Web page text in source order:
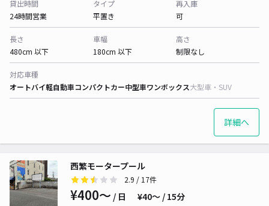
貸出時間
24時間営業
タイプ
平置き
再入庫
可
長さ
480cm 以下
車幅
180cm 以下
高さ
制限なし
対応車種
オートバイ軽自動車コンパクトカー中型車ワンボックス大型車・SUV
詳細へ
西繁モータープール
2.9 / 17件
¥400〜 / 日 ¥40〜 / 15分